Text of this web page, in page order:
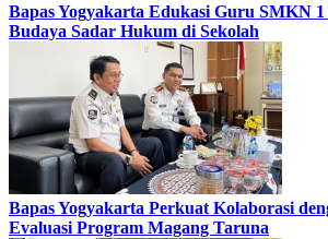
Bapas Yogyakarta Edukasi Guru SMKN 1
Budaya Sadar Hukum di Sekolah
Bapas Yogyakarta Perkuat Kolaborasi
Evaluasi Program Magang Taruna